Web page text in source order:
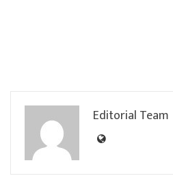
Editorial Team